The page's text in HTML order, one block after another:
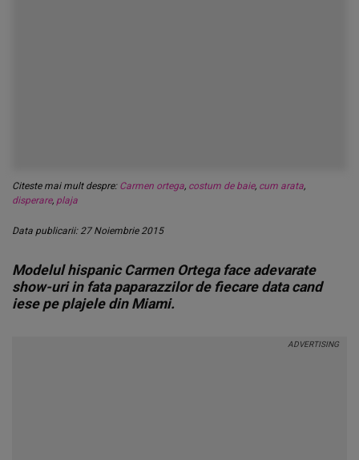
Citeste mai mult despre: Carmen ortega, costum de baie, cum arata,
disperare, plaja
Data publicarii: 27 Noiembrie 2015
Modelul hispanic Carmen Ortega face adevarate
show-uri in fata paparazzilor de fiecare data cand
iese pe plajele din Miami.